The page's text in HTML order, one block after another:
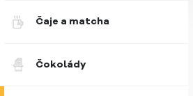
Čaje a matcha
Čokolády